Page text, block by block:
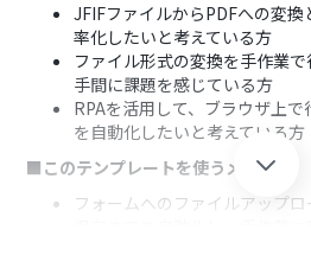
JFIFファイルからPDFへの変
率化したいと考えている方
ファイル形式の変換を手作業
手間に課題を感じている方
RPAを活用して、ブラウザ上
を自動化したいと考えている方
■このテンプレートを使うメリット
フォームへのファイルアップ